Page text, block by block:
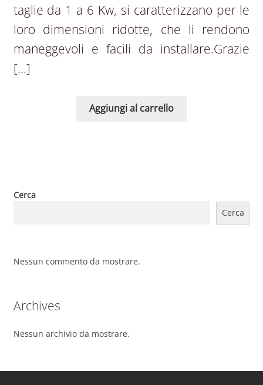
taglie da 1 a 6 Kw, si caratterizzano per le
loro dimensioni ridotte, che li rendono
maneggevoli e facili da installare.Grazie
[…]
Aggiungi al carrello
Cerca
Cerca
Nessun commento da mostrare.
Archives
Nessun archivio da mostrare.